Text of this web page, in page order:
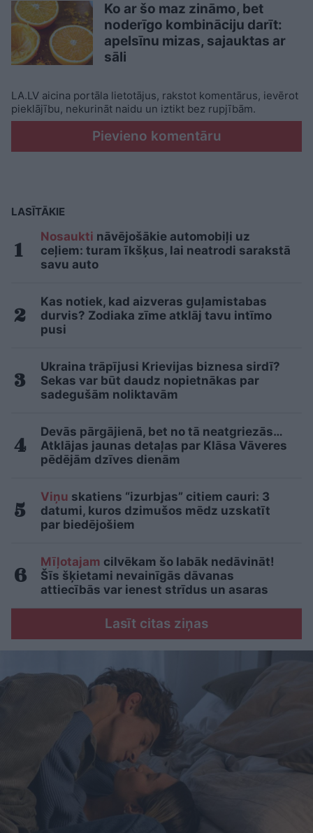
Ko ar šo maz zināmo, bet
noderīgo kombināciju darīt:
apelsīnu mizas, sajauktas ar
sāli
LA.LV aicina portāla lietotājus, rakstot komentārus, ievērot
pieklājību, nekurināt naidu un iztikt bez rupjībām.
Pievieno komentāru
LASĪTĀKIE
Nosaukti nāvējošākie automobiļi uz
ceļiem: turam īkšķus, lai neatrodi sarakstā
savu auto
Kas notiek, kad aizveras guļamistabas
durvis? Zodiaka zīme atklāj tavu intīmo
pusi
Ukraina trāpījusi Krievijas biznesa sirdī?
Sekas var būt daudz nopietnākas par
sadegušām noliktavām
Devās pārgājienā, bet no tā neatgriezās…
Atklājas jaunas detaļas par Klāsa Vāveres
pēdējām dzīves dienām
Viņu skatiens “izurbjas” citiem cauri: 3
datumi, kuros dzimušos mēdz uzskatīt
par biedējošiem
Mīļotajam cilvēkam šo labāk nedāvināt!
Šīs šķietami nevainīgās dāvanas
attiecībās var ienest strīdus un asaras
Lasīt citas ziņas